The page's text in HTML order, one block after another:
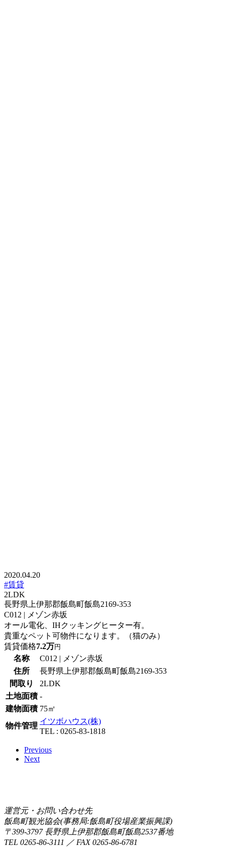
2020.04.20
#賃貸
2LDK
長野県上伊那郡飯島町飯島2169-353
C012 | メゾン赤坂
オール電化、IHクッキングヒーター有。
貴重なペット可物件になります。（猫のみ）
賃貸価格7.2万円
名称
C012 | メゾン赤坂
住所
長野県上伊那郡飯島町飯島2169-353
間取り
2LDK
土地面積 -
建物面積 75㎡
物件管理
イツボハウス(株)
TEL : 0265-83-1818
Previous
Next
運営元・お問い合わせ先
飯島町観光協会(事務局:飯島町役場産業振興課)
〒399-3797 長野県上伊那郡飯島町飯島2537番地
TEL 0265-86-3111 ／ FAX 0265-86-6781